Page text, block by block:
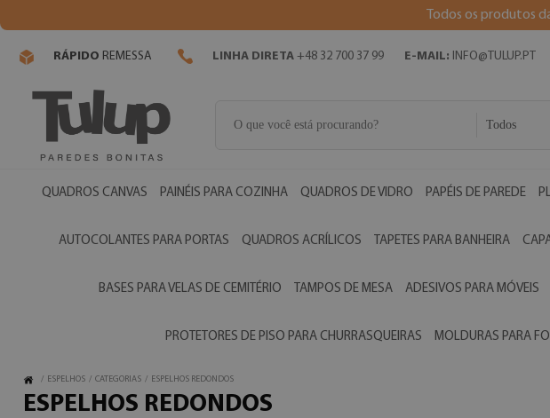
Todos os produtos
RÁPIDO REMESSA LINHA DIRETA +48 32 700 37 99 E-MAIL: INFO@TULUP.PT
Todos
QUADROS CANVAS PAINÉIS PARA COZINHA QUADROS DE VIDRO PAPÉIS DE PAREDE
AUTOCOLANTES PARA PORTAS QUADROS ACRÍLICOS TAPETES PARA BANHEIRA
BASES PARA VELAS DE CEMITÉRIO TAMPOS DE MESA ADESIVOS PARA MÓVEIS
PROTETORES DE PISO PARA CHURRASQUEIRAS MOLDURAS PARA
/ ESPELHOS / CATEGORIAS / ESPELHOS REDONDOS
ESPELHOS REDONDOS